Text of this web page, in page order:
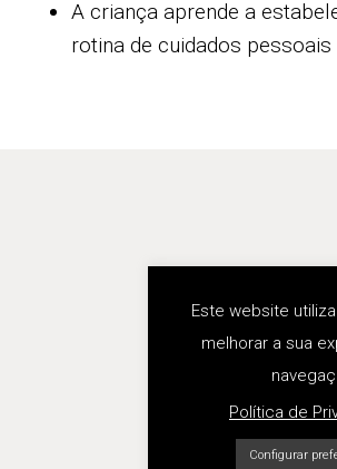
A criança aprende a
rotina de cuidados pessoais
Tel.
Este website
melhorar a sua
Política de
Configurar